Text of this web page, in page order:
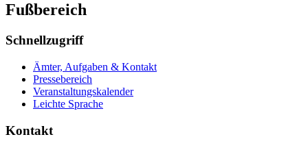
Fußbereich
Schnellzugriff
Ämter, Aufgaben & Kontakt
Pressebereich
Veranstaltungskalender
Leichte Sprache
Kontakt